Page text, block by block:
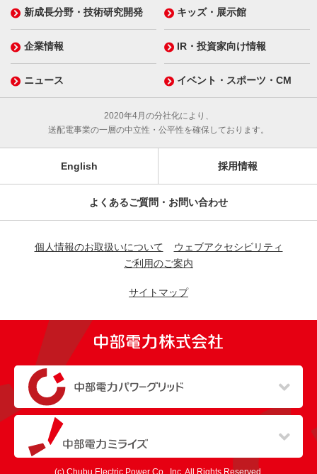
新成長分野・技術研究開発 キッズ・展示館
企業情報 IR・投資家向け情報
ニュース イベント・スポーツ・CM
2020年4月の分社化により、
送配電事業の一層の中立性・公平性を確保しております。
English 採用情報
よくあるご質問・お問い合わせ
個人情報のお取扱いについて
ウェブアクセシビリティ
ご利用のご案内
サイトマップ
（新しいウィンドウを開きます）
（新しいウィンドウを開きます）